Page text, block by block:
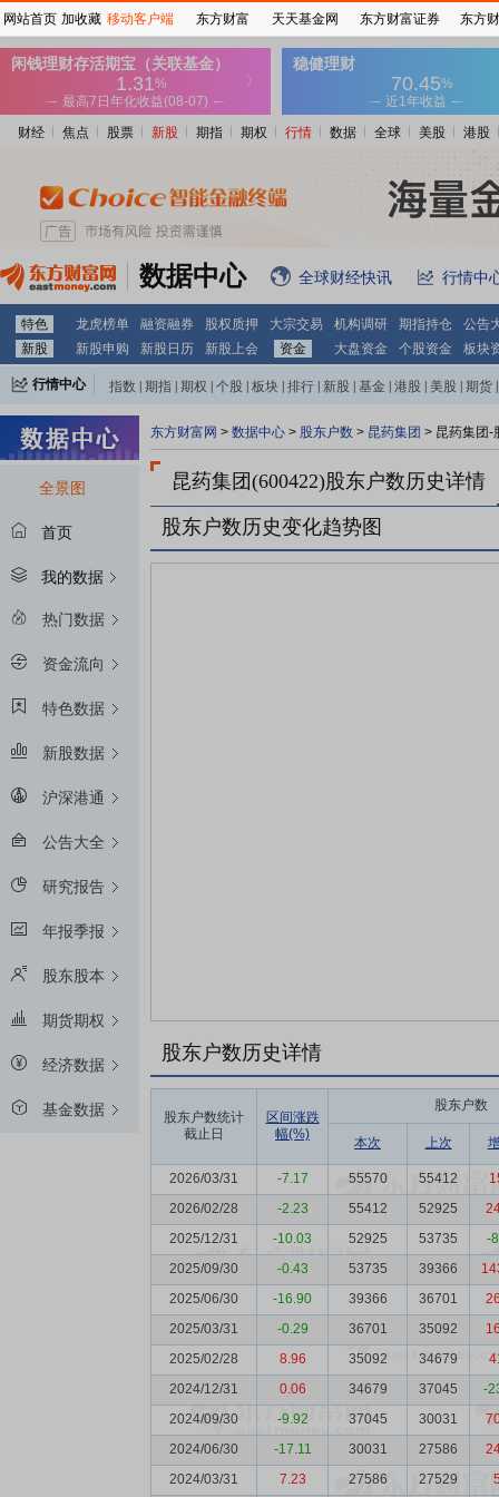
财经 焦点 股票 新股 期指 期权 行情 数据 全球 美股 港股
数据中心 全球财经快讯 行情中
特色 龙虎榜单 融资融券 股权质押 大宗交易 机构调研 期指持仓
公告
新股
新股申购 新股日历 新股上会 资金 大盘资金 个股资金 板块
行情中心 指数 期指 期权 个股 板块 排行 新股 基金 港股 美股 期货
全景图
首页
我的数据
热门数据
资金流向
特色数据
新股数据
沪深港通
公告大全
研究报告
年报季报
股东股本
期货期权
经济数据
基金数据
东方财富网 > 数据中心 > 股东户数 > 昆药集团 > 昆药集团-
昆药集团(600422)股东户数历史详情
股东户数历史变化趋势图
股东户数历史详情
股东户数统计
截止日
区间涨跌
幅(%)
股东户数
本次 上次
2026/03/31 -7.17 55570 55412
2026/02/28
-2.23 55412 52925
2025/12/31
-10.03 52925 53735
-
2025/09/30
-0.43 53735 39366
2025/06/30
-16.90 39366 36701
2025/03/31
-0.29 36701 35092
2025/02/28
8.96 35092 34679
2024/12/31
0.06 34679 37045
-
2024/09/30
-9.92 37045 30031
2024/06/30
-17.11 30031 27586
2024/03/31
7.23 27586 27529
网站首页 加收藏 移动客户端 东方财富 天天基金网 东方财富证券 东方